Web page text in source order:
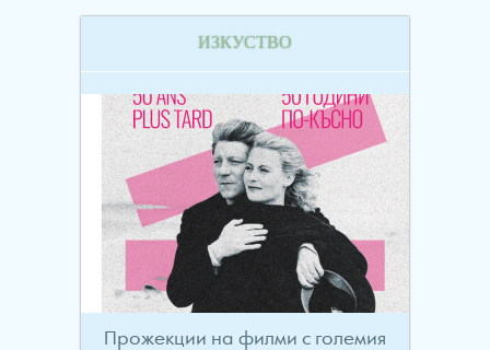
ИЗКУСТВО
Прожекции на филми с големия